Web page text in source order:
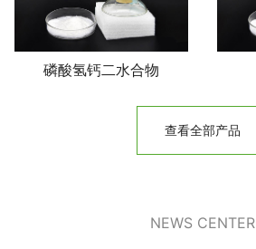
磷酸氢钙二水合物
查看全部产品
NEWS CENTER